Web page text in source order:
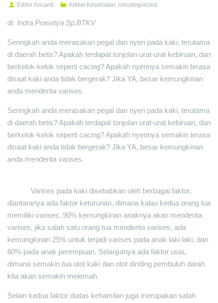
Editor Aricanti Artikel Kesehatan, Uncategorized
dr. Indra Prasetya Sp.BTKV
Seringkah anda merasakan pegal dan nyeri pada kaki, terutama
di daerah betis? Apakah terdapat tonjolan urat-urat kebiruan, dan
berkelok-kelok seperti cacing? Apakah nyerinya semakin terasa
disaat kaki anda tidak bergerak? Jika YA, besar kemungkinan
anda menderita varises.
Seringkah anda merasakan pegal dan nyeri pada kaki, terutama
di daerah betis? Apakah terdapat tonjolan urat-urat kebiruan, dan
berkelok-kelok seperti cacing? Apakah nyerinya semakin terasa
disaat kaki anda tidak bergerak? Jika YA, besar kemungkinan
anda menderita varises.
Varises pada kaki disebabkan oleh berbagai faktor,
diantaranya ada faktor keturunan, dimana kalau kedua orang tua
memiliki varises, 90% kemungkinan anaknya akan menderita
varises, jika salah satu orang tua menderita varises, ada
kemungkinan 25% untuk terjadi varises pada anak laki-laki, dan
60% pada anak perempuan. Selanjutnya ada faktor usia,
dimana semakin tua otot kaki dan otot dinding pembuluh darah
kita akan semakin melemah.
Selain kedua faktor diatas kehamilan juga merupakan salah